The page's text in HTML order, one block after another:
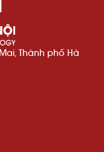
Thành phố Hà